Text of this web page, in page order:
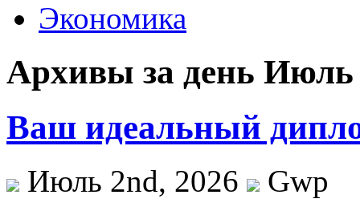
Экономика
Архивы за день Июль
Ваш идеальный
Июль 2nd, 2026
Gwp